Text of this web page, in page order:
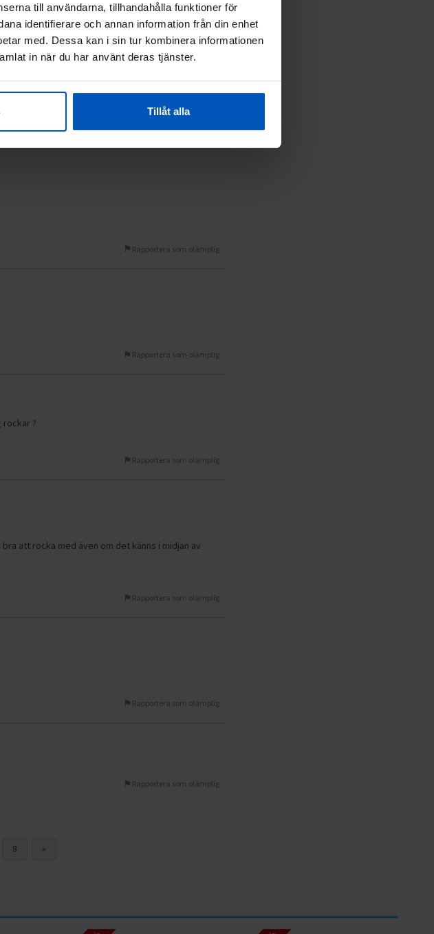
till användarna, tillhandahålla funktioner för
identifierare och annan information från din enhet
med. Dessa kan i sin tur kombinera informationen
in när du har använt deras tjänster.
Tillåt alla
Rapportera som olämplig
Rapportera som olämplig
Rapportera som olämplig
rockar ?
Rapportera som olämplig
att rocka med även om det känns i midjan av
Rapportera som olämplig
Rapportera som olämplig
Rapportera som olämplig
8 »